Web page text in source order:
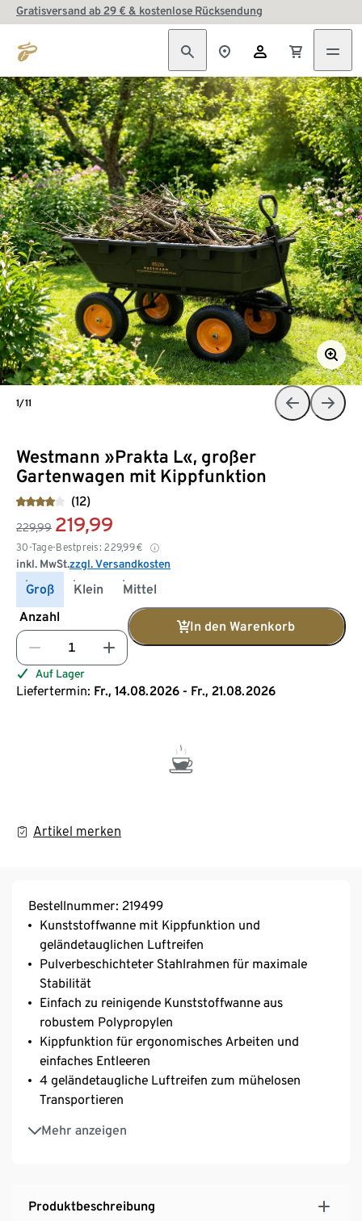
Gratisversand ab 29 € & kostenlose Rücksendung
Westmann »Prakta L«, großer
Gartenwagen mit Kippfunktion
(12)
229,99 219,99
30-Tage-Bestpreis: 229,99€
inkl. MwSt.zzgl. Versandkosten
Groß Klein
Mittel
Anzahl
In den Warenkorb
Auf Lager
Liefertermin: Fr., 14.08.2026 - Fr., 21.08.2026
Artikel merken
1/11
Bestellnummer: 219499
Kunststoffwanne mit Kippfunktion und
geländetauglichen Luftreifen
Pulverbeschichteter Stahlrahmen für maximale
Stabilität
Einfach zu reinigende Kunststoffwanne aus
robustem Polypropylen
Kippfunktion für ergonomisches Arbeiten und
einfaches Entleeren
4 geländetaugliche Luftreifen zum mühelosen
Transportieren
Mehr anzeigen
Leichtgängiges Handling durch stabile Zugstange
Produktbeschreibung